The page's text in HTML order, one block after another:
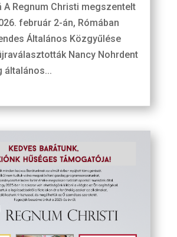
A Regnum Christi megszentelt
február 2-án, Rómában
Általános Közgyűlése
Nancy Nohrdent
általános...